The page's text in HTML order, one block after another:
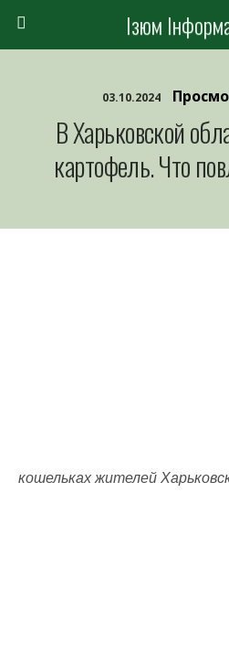
Ізюм
03.10.2024
В Харьковской
картофель. Что
кошельках жителей